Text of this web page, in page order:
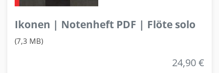
Ikonen | Notenheft PDF | Flöte solo
(7,3 MB)
24,90 €